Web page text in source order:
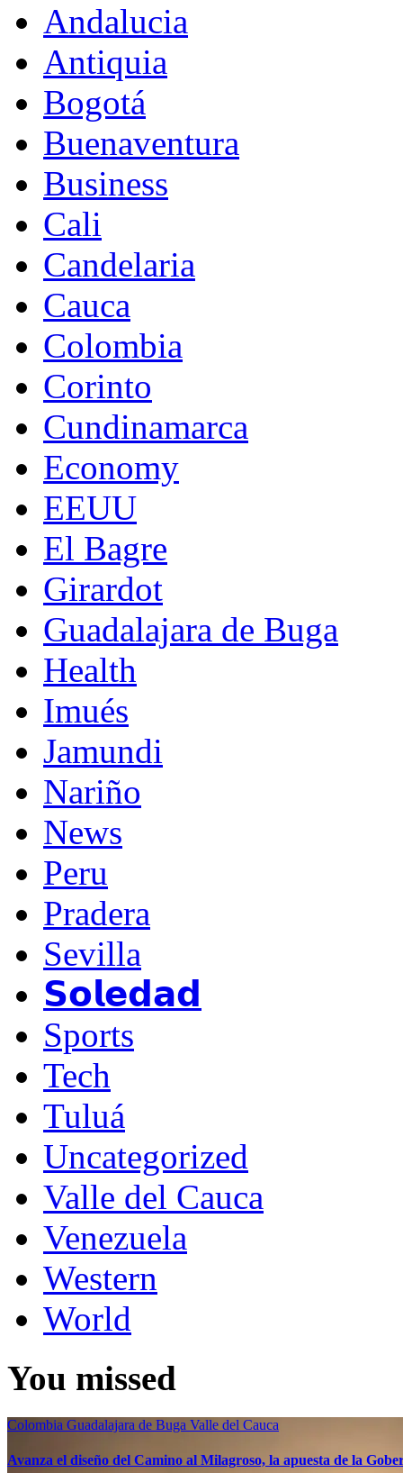
Andalucia
Antiquia
Bogotá
Buenaventura
Business
Cali
Candelaria
Cauca
Colombia
Corinto
Cundinamarca
Economy
EEUU
El Bagre
Girardot
Guadalajara de Buga
Health
Imués
Jamundi
Nariño
News
Peru
Pradera
Sevilla
𝗦𝗼𝗹𝗲𝗱𝗮𝗱
Sports
Tech
Tuluá
Uncategorized
Valle del Cauca
Venezuela
Western
World
You missed
Colombia Guadalajara de Buga Valle del Cauca
Avanza el diseño del Camino al Milagroso, la apuesta de la